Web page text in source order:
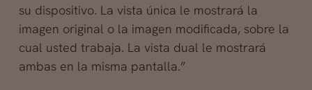
su dispositivo. La vista única le mostrará la
imagen original o la imagen modificada, sobre la
cual usted trabaja. La vista dual le mostrará
ambas en la misma pantalla.”